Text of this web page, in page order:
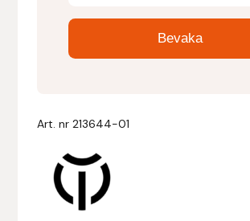
Art. nr213644-01
Ekholm Nordic